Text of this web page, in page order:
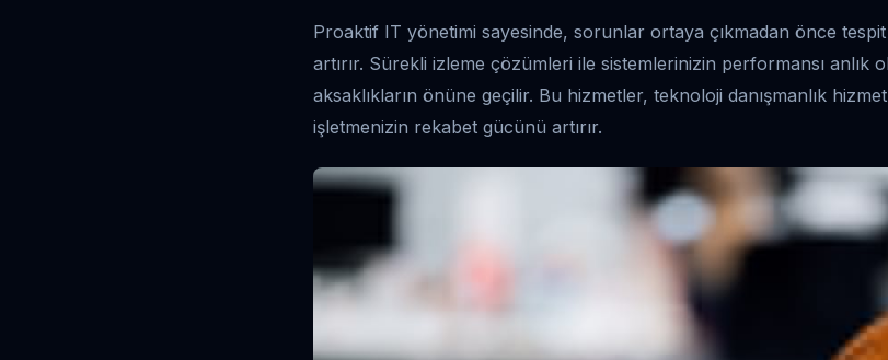
Proaktif IT yönetimi sayesinde, sorunlar ortaya çıkmadan önce
artırır. Sürekli izleme çözümleri ile sistemlerinizin performansı anlık
aksaklıkların önüne geçilir. Bu hizmetler, teknoloji danışmanlık
işletmenizin rekabet gücünü artırır.